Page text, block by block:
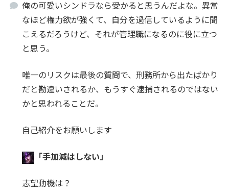
俺の可愛いシンドラなら受かると思うんだよな。異常
なほど権力欲が強くて、自分を過信しているように聞
こえるだろうけど、それが管理職になるのに役に立つ
と思う。
唯一のリスクは最後の質問で、刑務所から出たばかり
だと勘違いされるか、もうすぐ逮捕されるのではない
かと思われることだ。
自己紹介をお願いします
「手加減はしない」
志望動機は？